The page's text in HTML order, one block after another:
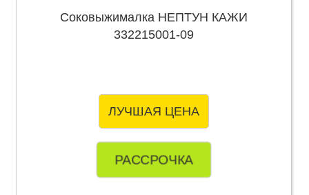
Соковыжималка НЕПТУН КАЖИ
332215001-09
ЛУЧШАЯ ЦЕНА
РАССРОЧКА